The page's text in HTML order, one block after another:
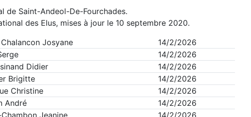
de Saint-Andeol-De-Fourchades.
des Elus, mises à jour le 10 septembre 2020.
Josyane
14/2/2026
14/2/2026
Didier
14/2/2026
Brigitte
14/2/2026
Christine
14/2/2026
André
14/2/2026
Jeanine 14/2/2026